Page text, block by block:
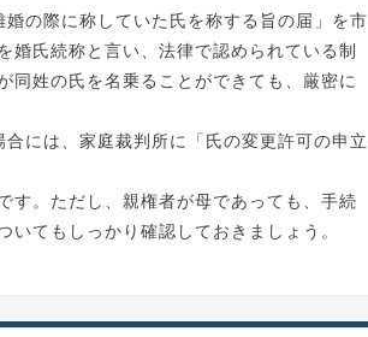
の際に称していた氏を称する旨の届」を市
婚氏続称と言い、法律で認められている制
同姓の氏を名乗ることができても、厳密に
には、家庭裁判所に「氏の変更許可の申立
す。ただし、親権者が母であっても、手続
てもしっかり確認しておきましょう。